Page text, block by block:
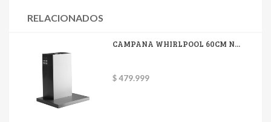
RELACIONADOS
CAMPANA WHIRLPOOL 60CM N...
$ 479.999